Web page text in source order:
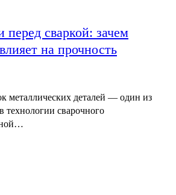
перед сваркой: зачем
на прочность
металлических деталей — один из
технологии сварочного